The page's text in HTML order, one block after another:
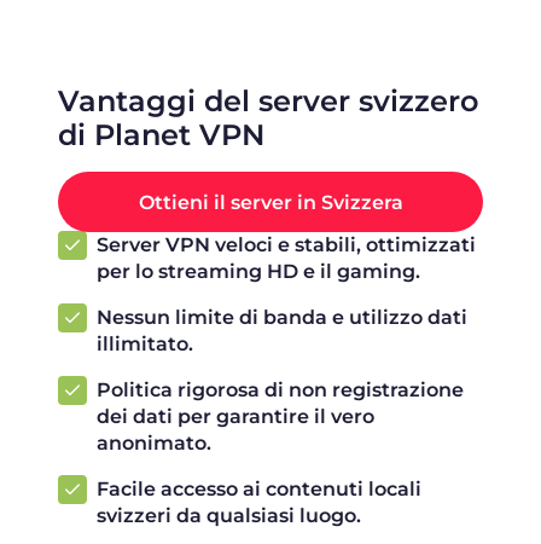
Vantaggi del server svizzero
di Planet VPN
Ottieni il server in Svizzera
Server VPN veloci e stabili, ottimizzati
per lo streaming HD e il gaming.
Nessun limite di banda e utilizzo dati
illimitato.
Politica rigorosa di non registrazione
dei dati per garantire il vero
anonimato.
Facile accesso ai contenuti locali
svizzeri da qualsiasi luogo.